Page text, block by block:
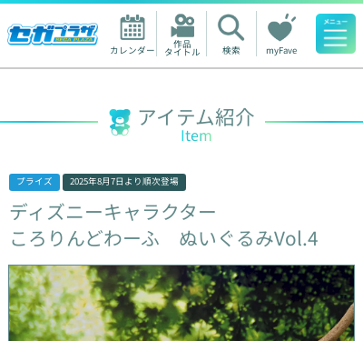
カレンダー 作品
タイトル 検索 myFave
人気ワード
アイテム紹介
Item
プライズ 2025年8月7日 より順次登場
ディズニーキャラクター
ころりんどわーふ
ぬいぐるみVol.4